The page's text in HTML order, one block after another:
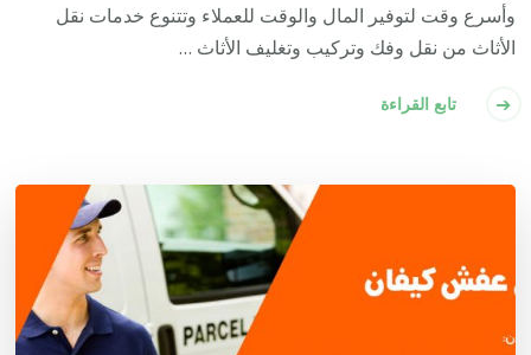
وأسرع وقت لتوفير المال والوقت للعملاء وتتنوع خدمات نقل
الأثاث من نقل وفك وتركيب وتغليف الأثاث …
تابع القراءة